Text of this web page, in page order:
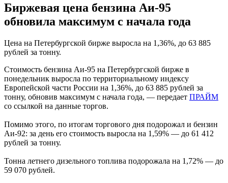
Биржевая цена бензина Аи-95
обновила максимум с начала года
Цена на Петербургской бирже выросла на 1,36%, до 63 885
рублей за тонну.
Стоимость бензина Аи-95 на Петербургской бирже в
понедельник выросла по территориальному индексу
Европейской части России на 1,36%, до 63 885 рублей за
тонну, обновив максимум с начала года, — передает ПРАЙМ
со ссылкой на данные торгов.
Помимо этого, по итогам торгового дня подорожал и бензин
Аи-92: за день его стоимость выросла на 1,59% — до 61 412
рублей за тонну.
Тонна летнего дизельного топлива подорожала на 1,72% — до
59 070 рублей.